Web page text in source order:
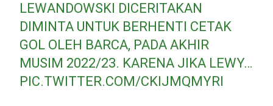
LEWANDOWSKI DICERITAKAN
DIMINTA UNTUK BERHENTI CETAK
GOL OLEH BARCA, PADA AKHIR
MUSIM 2022/23. KARENA JIKA LEWY…
PIC.TWITTER.COM/CKIJMQMYRI